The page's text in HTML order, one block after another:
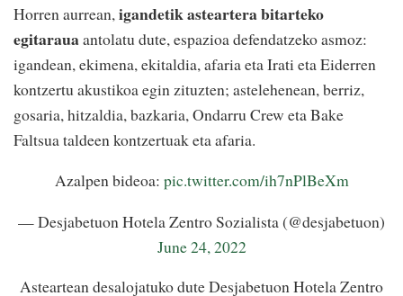
Horren aurrean, igandetik asteartera bitarteko
egitarauaantolatu dute, espazioa defendatzeko asmoz:
igandean, ekimena, ekitaldia, afaria eta Irati eta Eiderren
kontzertu akustikoa egin zituzten; astelehenean, berriz,
gosaria, hitzaldia, bazkaria, Ondarru Crew eta Bake
Faltsua taldeen kontzertuak eta afaria.
Azalpen bideoa: pic.twitter.com/ih7nPlBeXm
— Desjabetuon Hotela Zentro Sozialista (@desjabetuon)
June 24, 2022
Asteartean desalojatuko dute Desjabetuon Hotela Zentro